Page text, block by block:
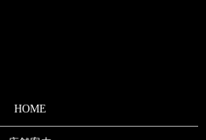
HOME